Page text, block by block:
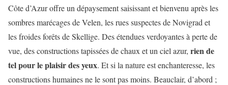
Côte d’Azur offre un dépaysement saisissant et bienvenu après les
sombres marécages de Velen, les rues suspectes de Novigrad et
les froides forêts de Skellige. Des étendues verdoyantes à perte de
vue, des constructions tapissées de chaux et un ciel azur, rien de
tel pour le plaisir des yeux. Et si la nature est enchanteresse, les
constructions humaines ne le sont pas moins. Beauclair, d’abord ;